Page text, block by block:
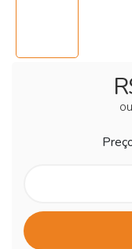
ou